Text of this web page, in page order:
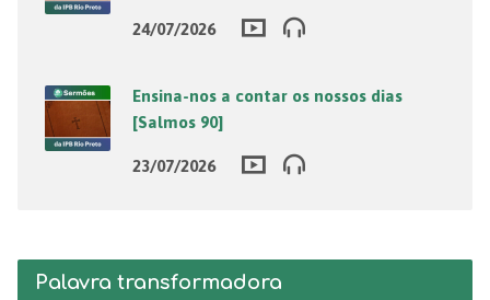
24/07/2026
Ensina-nos a contar os nossos dias
[Salmos 90]
23/07/2026
Palavra transformadora